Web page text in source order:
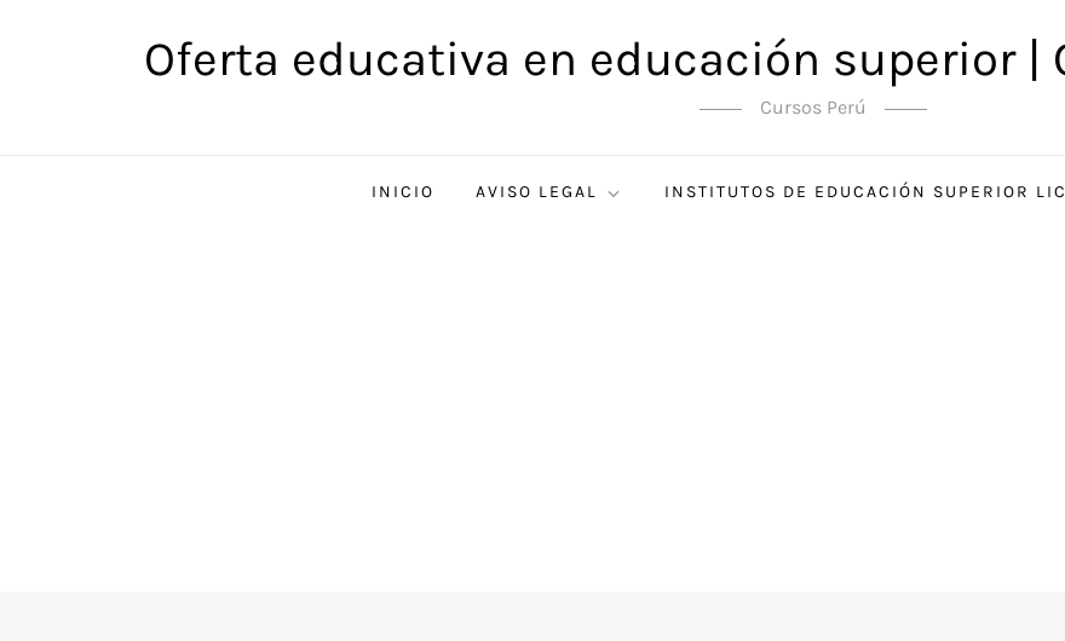
Oferta educativa en educación superior |
Cursos Perú
INICIO AVISO LEGAL INSTITUTOS DE EDUCACIÓN SUPERIOR